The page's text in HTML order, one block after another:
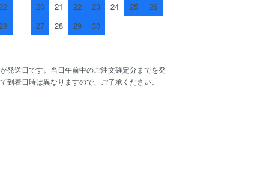
20
21 22 23 24 25
26
27
28 29 30
発送日です。当日午前中のご注文確定分までを発
到着日時は異なりますので、ご了承ください。